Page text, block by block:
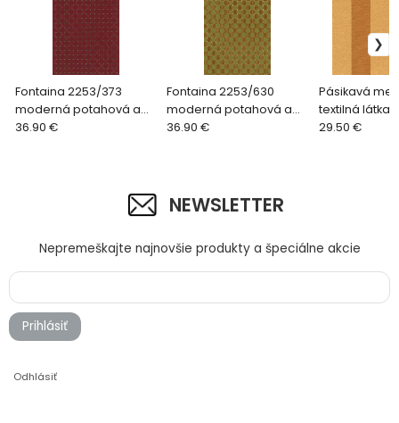
Fontaina 2253/373
moderná potahová a
dekoračná látka
36.90 €
Fontaina 2253/630
moderná potahová a
dekoračná látka
36.90 €
Pásikavá
textilná látka
1968/174 zlatá
29.50 €
NEWSLETTER
Nepremeškajte najnovšie produkty a špeciálne akcie
Prihlásiť
Odhlásiť